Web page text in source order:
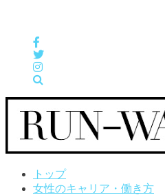
トップ
女性のキャリア・働き方